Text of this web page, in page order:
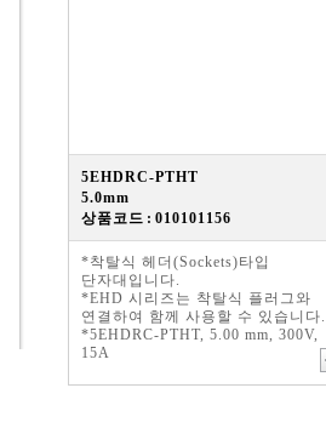
5EHDRC-PTHT
5.0mm
상품코드 : 010101156
*착탈식 헤더(Sockets)타입
단자대입니다.
*EHD 시리즈는 착탈식 플러그와
연결하여 함께 사용할 수 있습니다.
*5EHDRC-PTHT, 5.00 mm, 300V,
15A